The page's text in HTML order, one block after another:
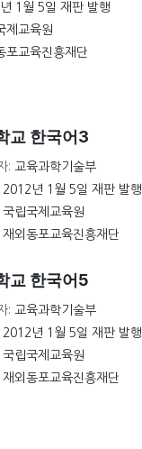
1월 5일 재판 발행
제교육원
포교육진흥재단
교 한국어3
: 교육과학기술부
2012년 1월 5일 재판 발행
국립국제교육원
재외동포교육진흥재단
교 한국어5
: 교육과학기술부
2012년 1월 5일 재판 발행
국립국제교육원
재외동포교육진흥재단